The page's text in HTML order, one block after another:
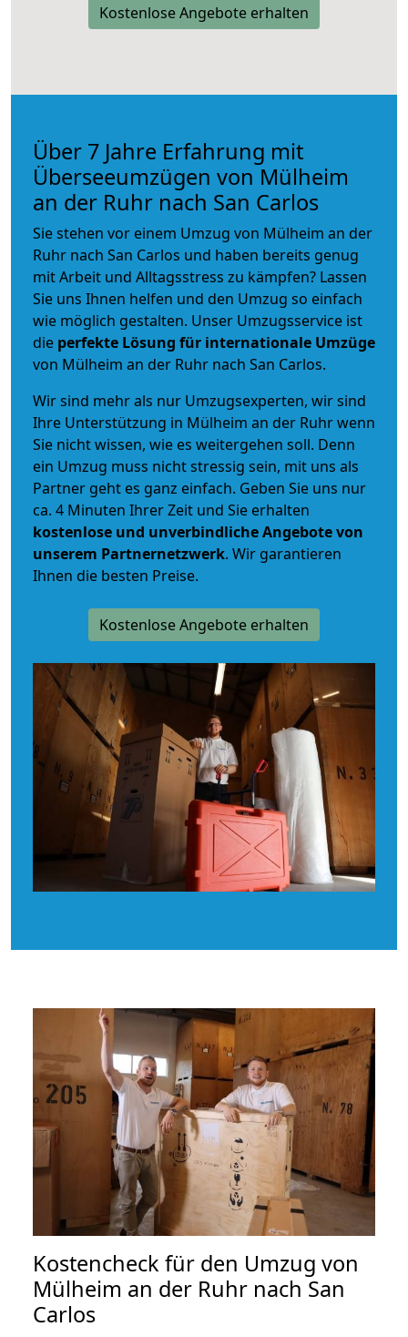
Kostenlose Angebote erhalten
Über 7 Jahre Erfahrung mit
Überseeumzügen von Mülheim
an der Ruhr nach San Carlos
Sie stehen vor einem Umzug von Mülheim an der
Ruhr nach San Carlos und haben bereits genug
mit Arbeit und Alltagsstress zu kämpfen? Lassen
Sie uns Ihnen helfen und den Umzug so einfach
wie möglich gestalten. Unser Umzugsservice ist
die perfekte Lösung für internationale Umzüge
von Mülheim an der Ruhr nach San Carlos.
Wir sind mehr als nur Umzugsexperten, wir sind
Ihre Unterstützung in Mülheim an der Ruhr wenn
Sie nicht wissen, wie es weitergehen soll. Denn
ein Umzug muss nicht stressig sein, mit uns als
Partner geht es ganz einfach. Geben Sie uns nur
ca. 4 Minuten Ihrer Zeit und Sie erhalten
kostenlose und unverbindlicheAngebote von
unserem Partnernetzwerk. Wir garantieren
Ihnen die besten Preise.
Kostenlose Angebote erhalten
Kostencheck für den Umzug von
Mülheim an der Ruhr nach San
Carlos